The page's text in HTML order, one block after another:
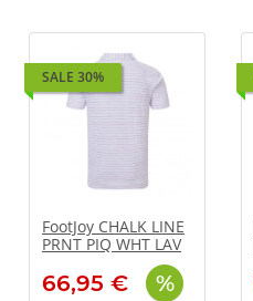
SALE 30%
FootJoy CHALK LINE
PRNT PIQ WHT LAV
66,95 €